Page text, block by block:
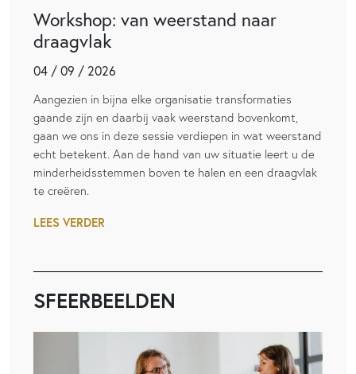
Workshop: van weerstand naar
draagvlak
04 / 09 / 2026
Aangezien in bijna elke organisatie transformaties
gaande zijn en daarbij vaak weerstand bovenkomt,
gaan we ons in deze sessie verdiepen in wat weerstand
echt betekent. Aan de hand van uw situatie leert u de
minderheidsstemmen boven te halen en een draagvlak
te creëren.
LEES VERDER
SFEERBEELDEN